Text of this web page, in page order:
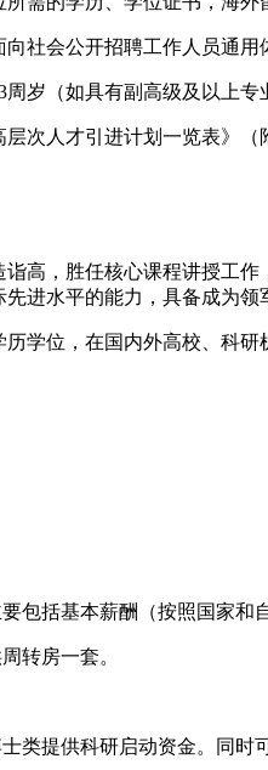
社会公开招聘工作人员通用
岁（如具有副高级及以上
次人才引进计划一览表》
高，胜任核心课程讲授工
进水平的能力，具备成为
学位，在国内外高校、科研
包括基本薪酬（按照国家和
转房一套。
类提供科研启动资金。同时